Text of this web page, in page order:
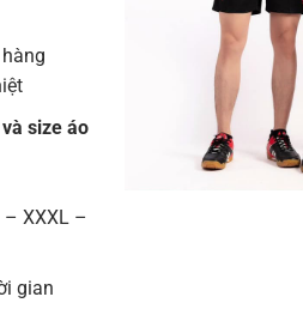
size áo
XXXL –
gian